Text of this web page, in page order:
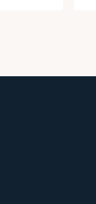
akkoord met
afmelden.